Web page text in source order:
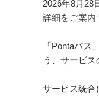
2026年8月28
詳細をご案内
「Pontaパ
う、サービス
サービス統合